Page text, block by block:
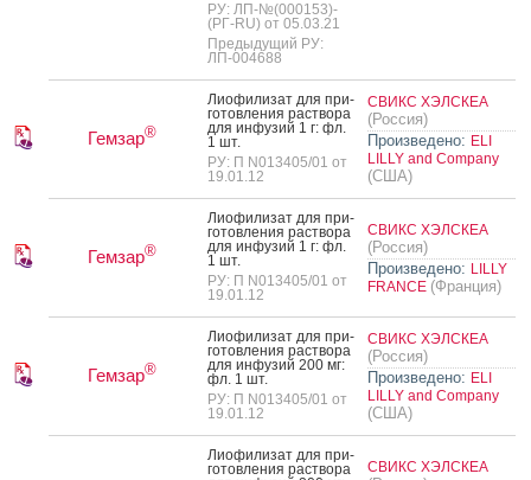
РУ: ЛП-№(000153)-
(РГ-RU) от 05.03.21
Предыдущий РУ:
ЛП-004688
Гемзар®
Ли­офи­лизат для при­
готов­ле­ния рас­тво­ра
для ин­фу­зий 1 г: фл.
1 шт.
РУ: П N013405/01 от
19.01.12
СВИКС ХЭЛСКЕА
(Россия)
Произведено: ELI
LILLY and Company
(США)
Гемзар®
Ли­офи­лизат для при­
готов­ле­ния рас­тво­ра
для ин­фу­зий 1 г: фл.
1 шт.
РУ: П N013405/01 от
19.01.12
СВИКС ХЭЛСКЕА
(Россия)
Произведено: LILLY
FRANCE (Франция)
Гемзар®
Ли­офи­лизат для при­
готов­ле­ния рас­тво­ра
для ин­фу­зий 200 мг:
фл. 1 шт.
РУ: П N013405/01 от
19.01.12
СВИКС ХЭЛСКЕА
(Россия)
Произведено: ELI
LILLY and Company
(США)
Ли­офи­лизат для при­
готов­ле­ния рас­тво­ра
СВИКС ХЭЛСКЕА